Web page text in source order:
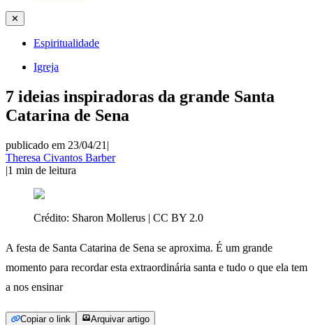
✕
Espiritualidade
Igreja
7 ideias inspiradoras da grande Santa
Catarina de Sena
publicado em 23/04/21 |
Theresa Civantos Barber
|1 min de leitura
Crédito: Sharon Mollerus | CC BY 2.0
A festa de Santa Catarina de Sena se aproxima. É um grande
momento para recordar esta extraordinária santa e tudo o que ela tem
a nos ensinar
Copiar o link Arquivar artigo